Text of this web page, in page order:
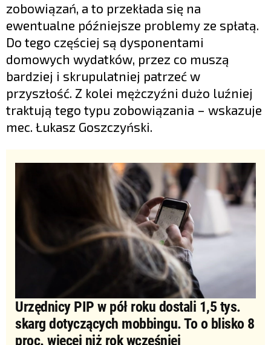
zobowiązań, a to przekłada się na
ewentualne późniejsze problemy ze spłatą.
Do tego częściej są dysponentami
domowych wydatków, przez co muszą
bardziej i skrupulatniej patrzeć w
przyszłość. Z kolei mężczyźni dużo luźniej
traktują tego typu zobowiązania – wskazuje
mec. Łukasz Goszczyński.
Urzędnicy PIP w pół roku dostali 1,5 tys.
skarg dotyczących mobbingu. To o blisko 8
proc. więcej niż rok wcześniej